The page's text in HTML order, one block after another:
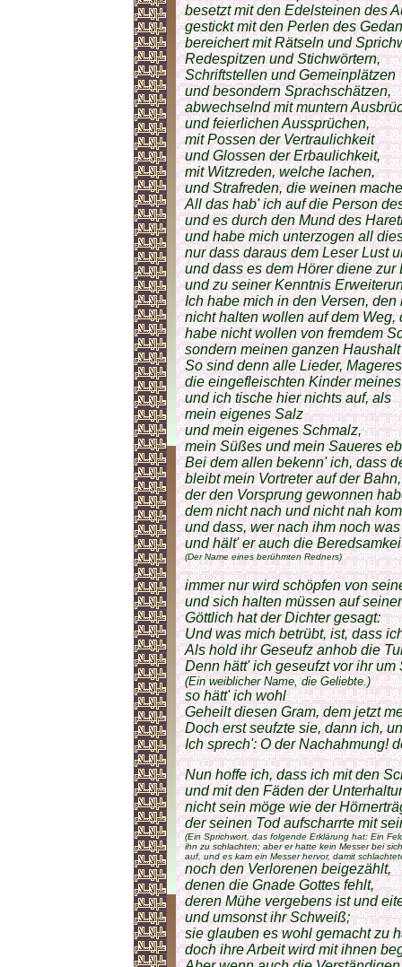
besetzt mit den Edelsteinen des
gestickt mit den Perlen des
bereichert mit Rätseln und
Redespitzen und Stichwörtern,
Schriftstellen und Gemeinplätzen
und besondern Sprachschätzen,
abwechselnd mit muntern
und feierlichen Aussprüchen,
mit Possen der Vertraulichkeit
und Glossen der Erbaulichkeit,
mit Witzreden, welche lachen,
und Strafreden, die weinen
All das hab' ich auf die Person
und es durch den Mund des
und habe mich unterzogen all
nur dass daraus dem Leser Lust
und dass es dem Hörer diene zur
und zu seiner Kenntnis
Ich habe mich in den Versen,
nicht halten wollen auf dem Weg,
habe nicht wollen von fremdem
sondern meinen ganzen
So sind denn alle Lieder,
die eingefleischten Kinder
und ich tische hier nichts auf, als
mein eigenes Salz
und mein eigenes Schmalz,
mein Süßes und mein Saueres
Bei dem allen bekenn' ich, dass
bleibt mein Vortreter auf der Bahn,
der den Vorsprung gewonnen
dem nicht nach und nicht nah
und dass, wer nach ihm noch
und hält' er auch die
(Der Name eines berühmten Redners)
immer nur wird schöpfen von
und sich halten müssen auf
Göttlich hat der Dichter gesagt:
Und was mich betrübt, ist, dass
Als hold ihr Geseufz anhob die
Denn hätt' ich geseufzt vor ihr um
(Ein weiblicher Name, die Geliebte.)
so hätt' ich wohl
Geheilt diesen Gram, dem jetzt
Doch erst seufzte sie, dann ich,
Ich sprech': O der Nachahmung!
Nun hoffe ich, dass ich mit den
und mit den Fäden der
nicht sein möge wie der
der seinen Tod aufscharrte mit
(Ein Sprichwort, das folgende Erklärung hat: Ein
ihn zu schlachten; aber er hatte kein Messer bei
auf, und es kam ein Messer hervor, damit
noch den Verlorenen beigezählt,
denen die Gnade Gottes fehlt,
deren Mühe vergebens ist und
und umsonst ihr Schweiß;
sie glauben es wohl gemacht zu
doch ihre Arbeit wird mit ihnen